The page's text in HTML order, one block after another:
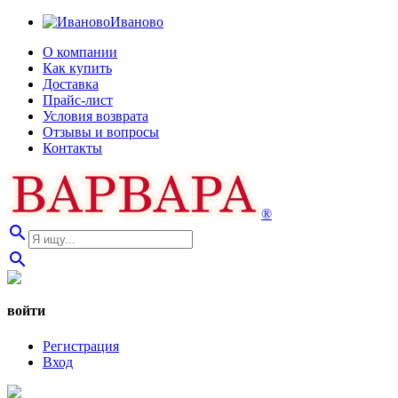
Иваново
О компании
Как купить
Доставка
Прайс-лист
Условия возврата
Отзывы и вопросы
Контакты
®
search
search
войти
Регистрация
Вход